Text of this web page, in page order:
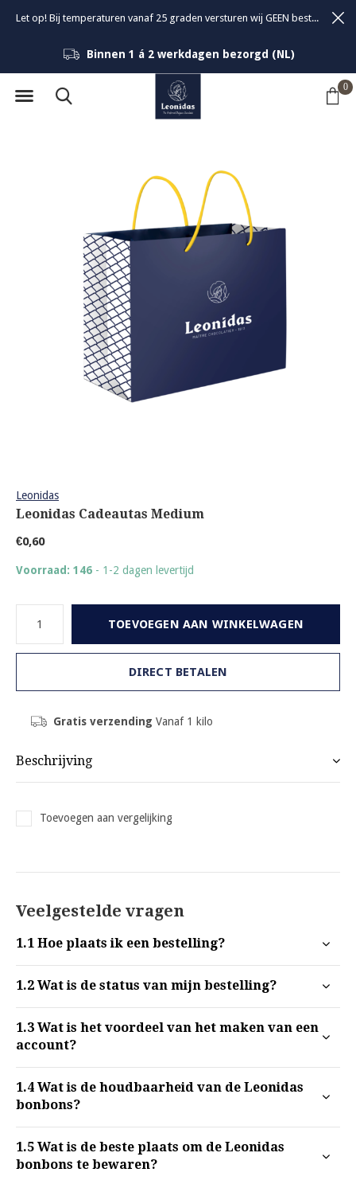
0
Binnen 1 á 2 werkdagen bezorgd (NL)
Let op! Bij temperaturen vanaf 25 graden versturen wij GEEN bestellingen om de kwaliteit van de bonbons te garanderen.
Leonidas
Leonidas Cadeautas Medium
€0,60
Voorraad: 146 - 1-2 dagen levertijd
TOEVOEGEN AAN WINKELWAGEN
DIRECT BETALEN
Gratis verzending Vanaf 1 kilo
Beschrijving
Toevoegen aan vergelijking
Veelgestelde vragen
1.1 Hoe plaats ik een bestelling?
1.2 Wat is de status van mijn bestelling?
1.3 Wat is het voordeel van het maken van een
account?
1.4 Wat is de houdbaarheid van de Leonidas
bonbons?
1.5 Wat is de beste plaats om de Leonidas
bonbons te bewaren?